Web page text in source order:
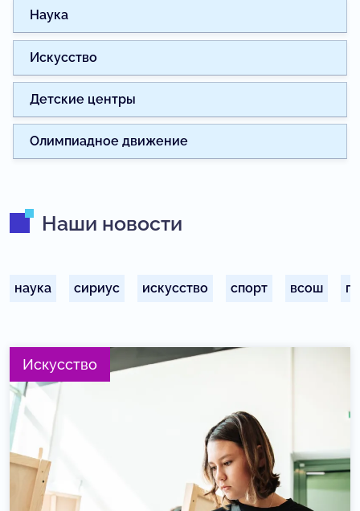
Наука
Искусство
Детские центры
Олимпиадное движение
Наши новости
наука сириус искусство спорт всош
Искусство